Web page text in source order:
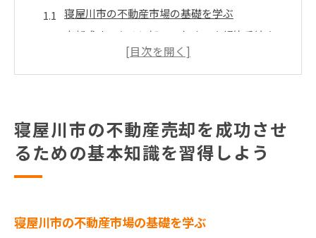
寝屋川市の不動産市場の基礎を学ぶ
売却成功のために知っておくべき契約手続き
市場分析の重要性とその方法を深掘り
物件の魅力を高めるホームステージングのポイ
成功体験を活かした売却戦略の立案法
寝屋川市特有の売却環境を理解する
地域の魅力を活かした寝屋川市の高値売却戦略とは
地元ならではのイベントと不動産売却の関係
寝屋川市の不動産売却を成功させ
るための基本知識を習得しよう
寝屋川市の不動産市場の基礎を学ぶ